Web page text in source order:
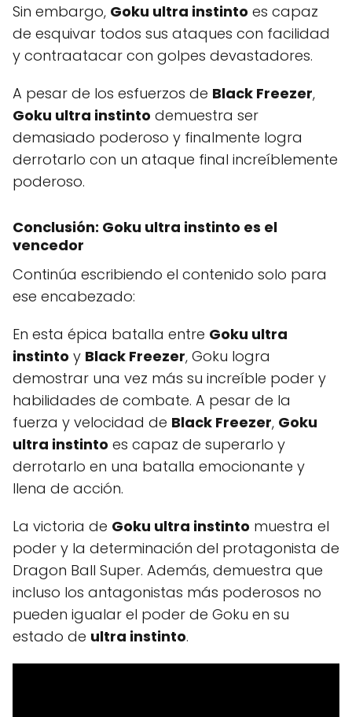
Sin embargo, Goku ultra instinto es capaz
de esquivar todos sus ataques con facilidad
y contraatacar con golpes devastadores.
A pesar de los esfuerzos de Black Freezer,
Goku ultra instinto demuestra ser
demasiado poderoso y finalmente logra
derrotarlo con un ataque final increíblemente
poderoso.
Conclusión: Goku ultra instinto es el
vencedor
Continúa escribiendo el contenido solo para
ese encabezado:
En esta épica batalla entre Goku ultra
instinto y Black Freezer, Goku logra
demostrar una vez más su increíble poder y
habilidades de combate. A pesar de la
fuerza y velocidad de Black Freezer, Goku
ultra instinto es capaz de superarlo y
derrotarlo en una batalla emocionante y
llena de acción.
La victoria de Goku ultra instinto muestra el
poder y la determinación del protagonista de
Dragon Ball Super. Además, demuestra que
incluso los antagonistas más poderosos no
pueden igualar el poder de Goku en su
estado de ultra instinto.